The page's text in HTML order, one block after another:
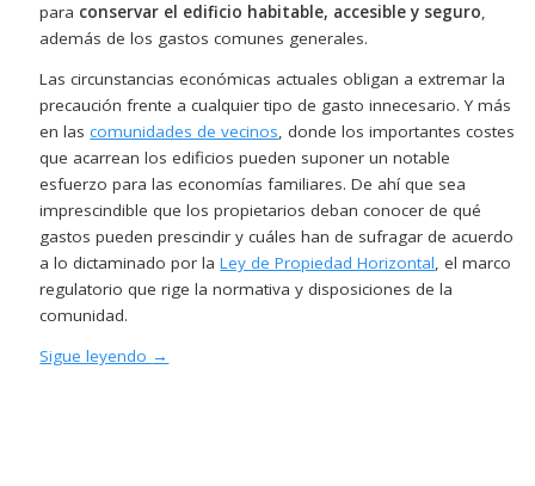
para conservar el edificio habitable, accesible y seguro
además de los gastos comunes generales.
Las circunstancias económicas actuales obligan a extremar la
precaución frente a cualquier tipo de gasto innecesario. Y más
en lascomunidades de vecinos, donde los importantes costes
que acarrean los edificios pueden suponer un notable
esfuerzo para las economías familiares. De ahí que sea
imprescindible que los propietarios deban conocer de qué
gastos pueden prescindir y cuáles han de sufragar de acuerdo
a lo dictaminado por laLey de Propiedad Horizontal, el marco
regulatorio que rige la normativa y disposiciones de la
comunidad.
Sigue leyendo →